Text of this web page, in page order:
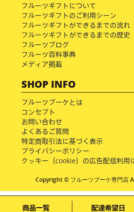
フルーツギフトについて
フルーツギフトのご利用シーン
フルーツギフトができるまでの流れ
フルーツギフトができるまでの歴史
フルーツブログ
フルーツ百科事典
メディア掲載
SHOP INFO
フルーツブーケとは
コンセプト
お問い合わせ
よくあるご質問
特定商取引法に基づく表示
プライバシーポリシー
クッキー（cookie）の広告配信利用
Copyright © フルーツブーケ専門店
商品一覧 配達希望日